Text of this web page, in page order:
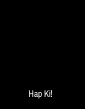
Hap Ki!